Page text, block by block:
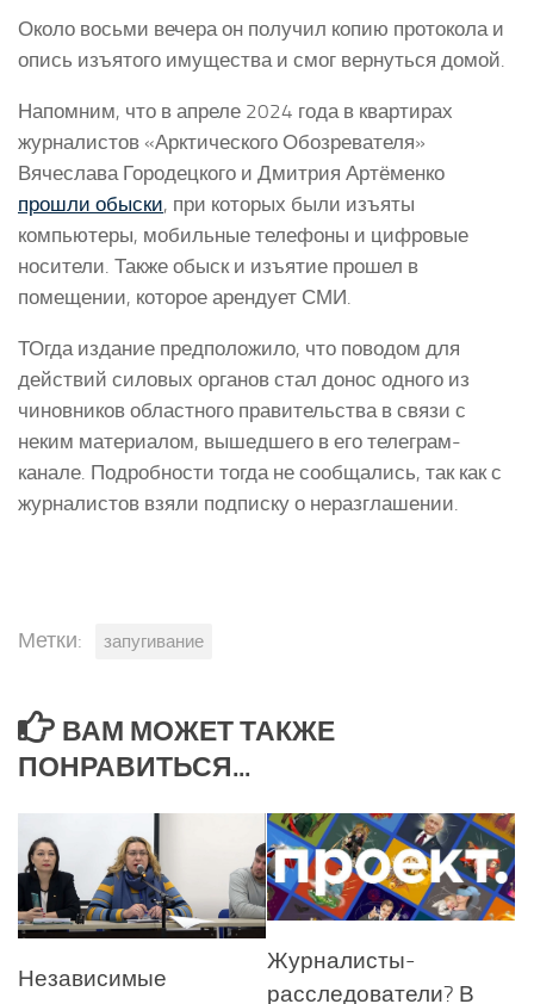
Около восьми вечера он получил копию протокола и
опись изъятого имущества и смог вернуться домой.
Напомним, что в апреле 2024 года в квартирах
журналистов «Арктического Обозревателя»
Вячеслава Городецкого и Дмитрия Артёменко
прошли обыски, при которых были изъяты
компьютеры, мобильные телефоны и цифровые
носители. Также обыск и изъятие прошел в
помещении, которое арендует СМИ.
ТОгда издание предположило, что поводом для
действий силовых органов стал донос одного из
чиновников областного правительства в связи с
неким материалом, вышедшего в его телеграм-
канале. Подробности тогда не сообщались, так как с
журналистов взяли подписку о неразглашении.
Метки: запугивание
ВАМ МОЖЕТ ТАКЖЕ
ПОНРАВИТЬСЯ...
Независимые
Журналисты-
расследователи? В